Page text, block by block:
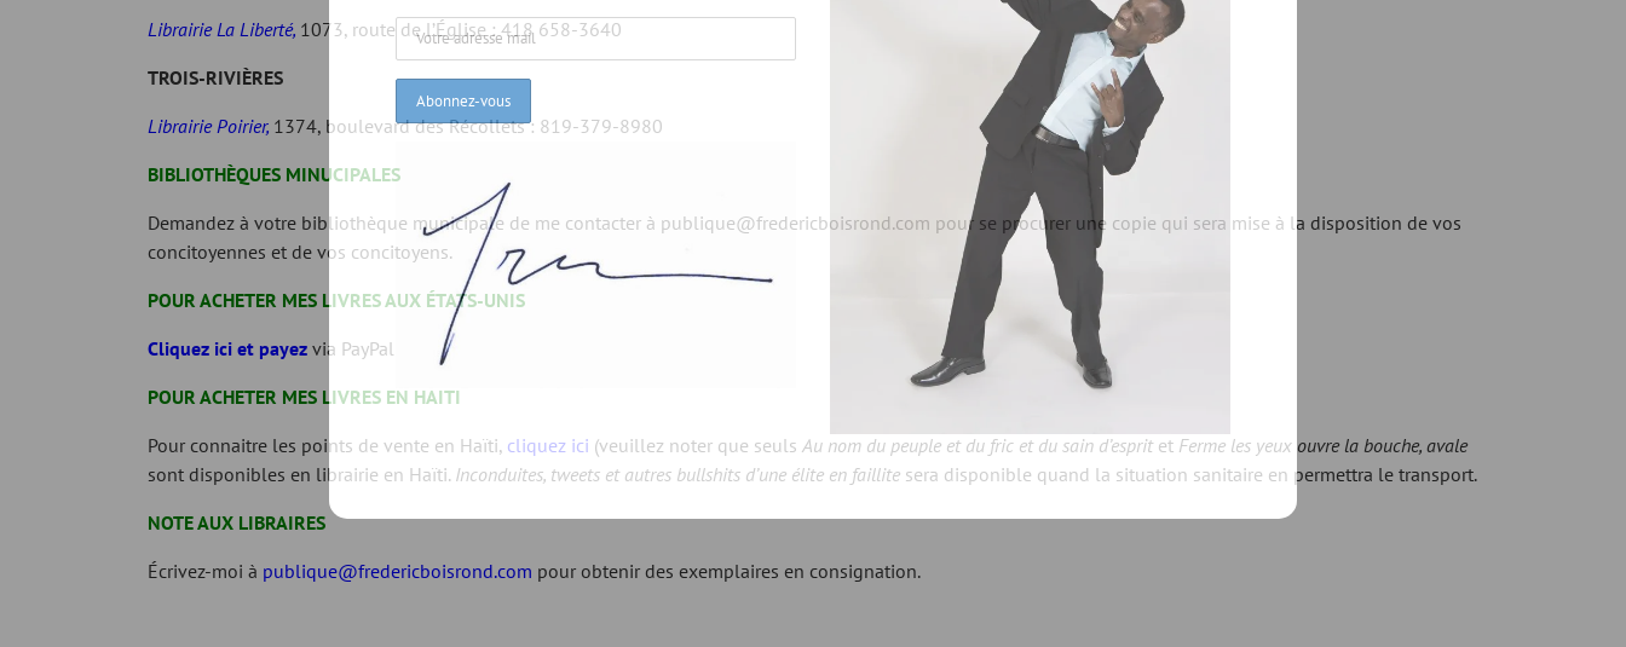
Librairie La Liberté, 1073, route de l’Église : 418 658-3640
TROIS-RIVIÈRES
Librairie Poirier, 1374, boulevard des Récollets : 819-379-8980
BIBLIOTHÈQUES MINUCIPALES
Demandez à votre bibliothèque municipale de me contacter à publique@fredericboisrond.com pour se procurer une copie qui sera mise à la disposition de vos
concitoyennes et de vos concitoyens.
POUR ACHETER MES LIVRES AUX ÉTATS-UNIS
Cliquez ici et payez via PayPal
POUR ACHETER MES LIVRES EN HAITI
Pour connaitre les points de vente en Haïti, cliquez ici (veuillez noter que seuls Au nom du peuple et du fric et du sain d’espritet Ferme les yeux ouvre la bouche, avale
sont disponibles en librairie en Haïti. Inconduites, tweets et autres bullshits d’une élite en faillite sera disponible quand la situation sanitaire en permettra le transport.
NOTE AUX LIBRAIRES
Écrivez-moi à publique@fredericboisrond.com pour obtenir des exemplaires en consignation.